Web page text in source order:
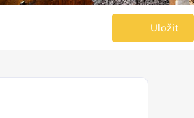
Uložit